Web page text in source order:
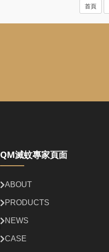
首頁
QM滅蚊專家頁面
ABOUT
PRODUCTS
NEWS
CASE